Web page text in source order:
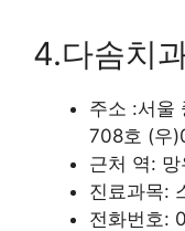
4.다솜치
주소 :서울
708호 (우
근처 역: 망
진료과목:
전화번호: